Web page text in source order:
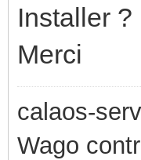
Installer ?
Merci
calaos-
Wago